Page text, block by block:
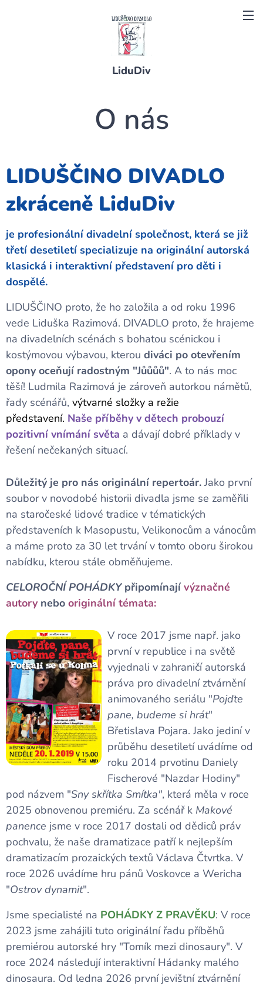
LiduDiv
O nás
LIDUŠČINO DIVADLO
zkráceně LiduDiv
je profesionální divadelní společnost, která se již
třetí desetiletí specializuje na originální autorská
klasická i interaktivní představení pro děti i
dospělé.
LIDUŠČINO proto, že ho založila a od roku 1996
vede Liduška Razimová. DIVADLO proto, že hrajeme
na divadelních scénách s bohatou scénickou i
kostýmovou výbavou, kterou diváci po otevřením
opony oceňují radostným "Jůůůů". A to nás moc
těší! Ludmila Razimová je zároveň autorkou námětů,
řady scénářů, výtvarné složky a režie
představení. Naše příběhy v dětech probouzí
pozitivní vnímání světa a dávají dobré příklady v
řešení nečekaných situací.
Důležitý je pro nás originální repertoár. Jako první
soubor v novodobé historii divadla jsme se zaměřili
na staročeské lidové tradice v tématických
představeních k Masopustu, Velikonocům a vánocům
a máme proto za 30 let trvání v tomto oboru širokou
nabídku, kterou stále obměňujeme.
CELOROČNÍ POHÁDKY připomínají význačné
autory nebo originální témata:
V roce 2017 jsme např. jako
první v republice i na světě
vyjednali v zahraničí autorská
práva pro divadelní ztvárnění
animovaného seriálu "Pojďte
pane, budeme si hrát"
Břetislava Pojara. Jako jediní v
průběhu desetiletí uvádíme od
roku 2014 prvotinu Daniely
Fischerové "Nazdar Hodiny"
pod názvem "Sny skřítka Smítka", která měla v roce
2025 obnovenou premiéru. Za scénář k Makové
panence jsme v roce 2017 dostali od dědiců práv
pochvalu, že naše dramatizace patří k nejlepším
dramatizacím prozaických textů Václava Čtvrtka. V
roce 2026 uvádíme hru pánů Voskovce a Wericha
"Ostrov dynamit".
Jsme specialisté na POHÁDKY Z PRAVĚKU: V roce
2023 jsme zahájili tuto originální řadu příběhů
premiérou autorské hry "Tomík mezi dinosaury". V
roce 2024 následují interaktivní Hádanky malého
dinosaura. Od ledna 2026 první jevištní ztvárnění